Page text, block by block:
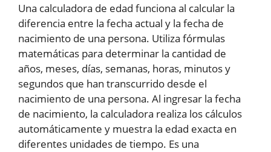
Una calculadora de edad funciona al calcular la
diferencia entre la fecha actual y la fecha de
nacimiento de una persona. Utiliza fórmulas
matemáticas para determinar la cantidad de
años, meses, días, semanas, horas, minutos y
segundos que han transcurrido desde el
nacimiento de una persona. Al ingresar la fecha
de nacimiento, la calculadora realiza los cálculos
automáticamente y muestra la edad exacta en
diferentes unidades de tiempo. Es una